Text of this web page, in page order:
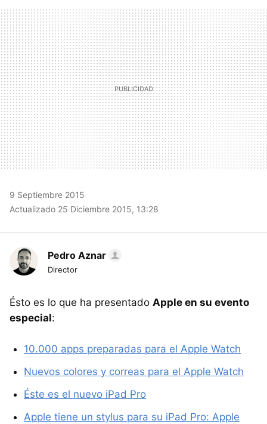
MAIL
9 Septiembre 2015
Actualizado 25 Diciembre 2015, 13:28
Pedro Aznar
Director
Ésto es lo que ha presentado Apple en su evento
especial:
10.000 apps preparadas para el Apple Watch
Nuevos colores y correas para el Apple Watch
Éste es el nuevo iPad Pro
Apple tiene un stylus para su iPad Pro: Apple